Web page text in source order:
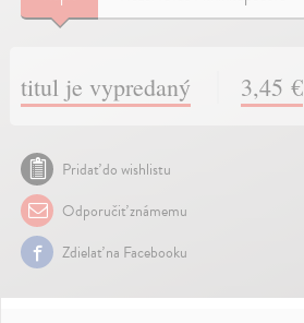
titul je vypredaný 3,45 €
Pridať do wishlistu
Odporučiť známemu
Zdielať na Facebooku